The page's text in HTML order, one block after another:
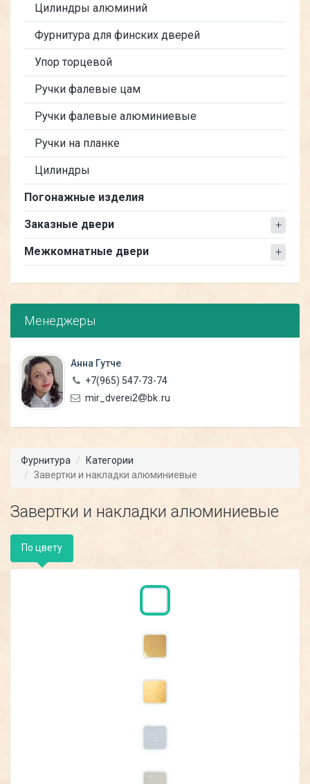
Цилиндры алюминий
Фурнитура для финских дверей
Упор торцевой
Ручки фалевые цам
Ручки фалевые алюминиевые
Ручки на планке
Цилиндры
Погонажные изделия
Заказные двери
Межкомнатные двери
Менеджеры
Анна Гутче
+7(965) 547-73-74
mir_dverei2
bk ru
Фурнитура
Категории
Завертки и накладки алюминиевые
Завертки и накладки алюминиевые
По цвету